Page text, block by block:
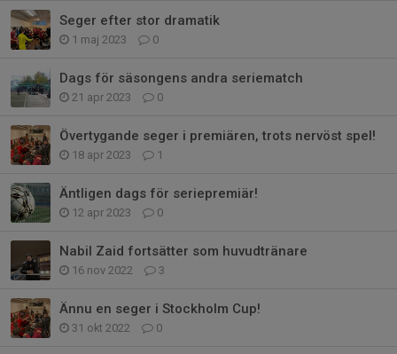
Seger efter stor dramatik
1 maj 2023 0
Dags för säsongens andra seriematch
21 apr 2023 0
Övertygande seger i premiären, trots nervöst spel!
18 apr 2023 1
Äntligen dags för seriepremiär!
12 apr 2023 0
Nabil Zaid fortsätter som huvudtränare
16 nov 2022 3
Ännu en seger i Stockholm Cup!
31 okt 2022 0